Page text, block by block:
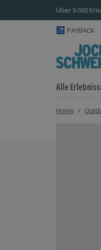
Über 9.000
PAYBACK
Alle
Home /